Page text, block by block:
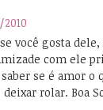
você gosta dele,
com ele
se é amor o
rolar. Boa